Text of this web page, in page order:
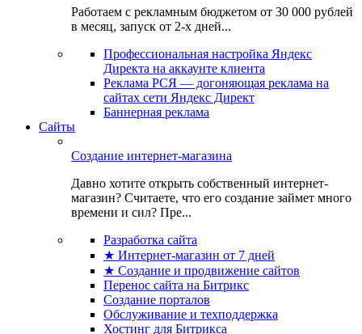
Работаем с рекламным бюджетом от 30 000 рублей
в месяц, запуск от 2-х дней...
Профессиональная настройка Яндекс
Директа на аккаунте клиента
Реклама РСЯ — догоняющая реклама на
сайтах сети Яндекс Директ
Баннерная реклама
Сайты
Создание интернет-магазина
Давно хотите открыть собственный интернет-
магазин? Считаете, что его создание займет много
времени и сил? Пре...
Разработка сайта
★ Интернет-магазин от 7 дней
★ Создание и продвижение сайтов
Перенос сайта на Битрикс
Создание порталов
Обслуживание и техподдержка
Хостинг для Битрикса